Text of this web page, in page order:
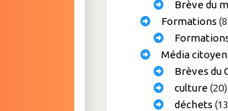
Brève du
Formations
Média citoyen
Brèves du
culture(20)
déchets